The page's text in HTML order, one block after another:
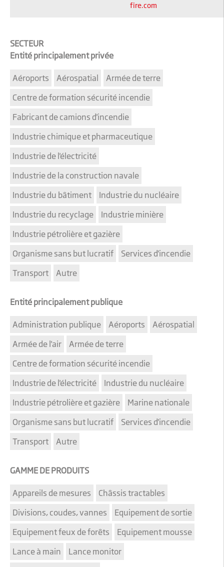
fire.com
SECTEUR
Entité principalement privée
Aéroports Aérospatial
Armée de terre
Centre de formation sécurité incendie
Fabricant de camions d'incendie
Industrie chimique et pharmaceutique
Industrie de l'électricité
Industrie de la construction navale
Industrie du bâtiment
Industrie du nucléaire
Industrie du recyclage
Industrie minière
Industrie pétrolière et gazière
Organisme sans but lucratif
Services d'incendie
Transport
Autre
Entité principalement publique
Administration publique Aéroports
Aérospatial
Armée de l'air
Armée de terre
Centre de formation sécurité incendie
Industrie de l'électricité
Industrie du nucléaire
Industrie pétrolière et gazière
Marine nationale
Organisme sans but lucratif
Services d'incendie
Transport
Autre
GAMME DE PRODUITS
Appareils de mesures
Châssis tractables
Divisions, coudes, vannes
Equipement de sortie
Equipement feux de forêts
Equipement mousse
Lance à main
Lance monitor